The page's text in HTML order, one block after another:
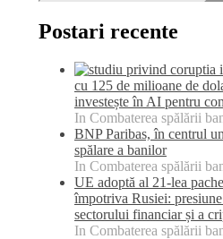
Postari recente
cu 125 de milioane de
investește în AI pentru
In Combaterea spălării
BNP Paribas, în centrul
spălare a banilor
In Combaterea spălării
UE adoptă al 21-lea
împotriva Rusiei:
sectorului financiar și a
In Combaterea spălării